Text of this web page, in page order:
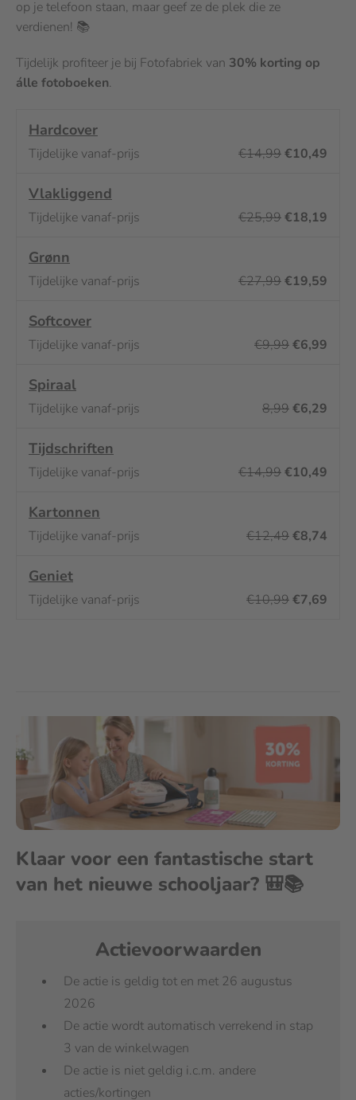
op je telefoon staan, maar geef ze de plek die ze
verdienen! 📚
Tijdelijk profiteer je bij Fotofabriek van 30% korting op
álle fotoboeken.
Hardcover
€14,99€10,49
Vlakliggend
€25,99€18,19
Grønn
€27,99€19,59
Softcover
€9,99€6,99
Spiraal
8,99€6,29
Tijdschriften
€14,99€10,49
Kartonnen
€12,49€8,74
Geniet
€10,99€7,69
Klaar voor een fantastische start
van het nieuwe schooljaar? 🎒📚
Actievoorwaarden
De actie is geldig tot en met 26 augustus
2026
De actie wordt automatisch verrekend in stap
3 van de winkelwagen
De actie is niet geldig i.c.m. andere
acties/kortingen